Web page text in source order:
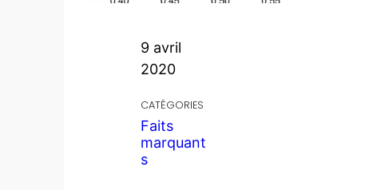
9 avril
2020
CATÉGORIES
Faits
marquant
s